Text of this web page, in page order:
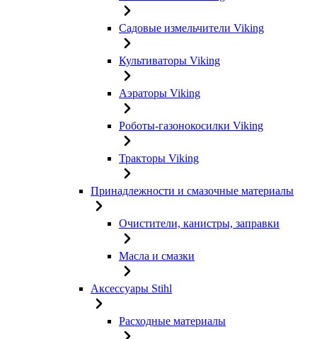
Садовые измельчители Viking
Культиваторы Viking
Аэраторы Viking
Роботы-газонокосилки Viking
Тракторы Viking
Принадлежности и смазочные материалы
Очистители, канистры, заправки
Масла и смазки
Аксессуары Stihl
Расходные материалы